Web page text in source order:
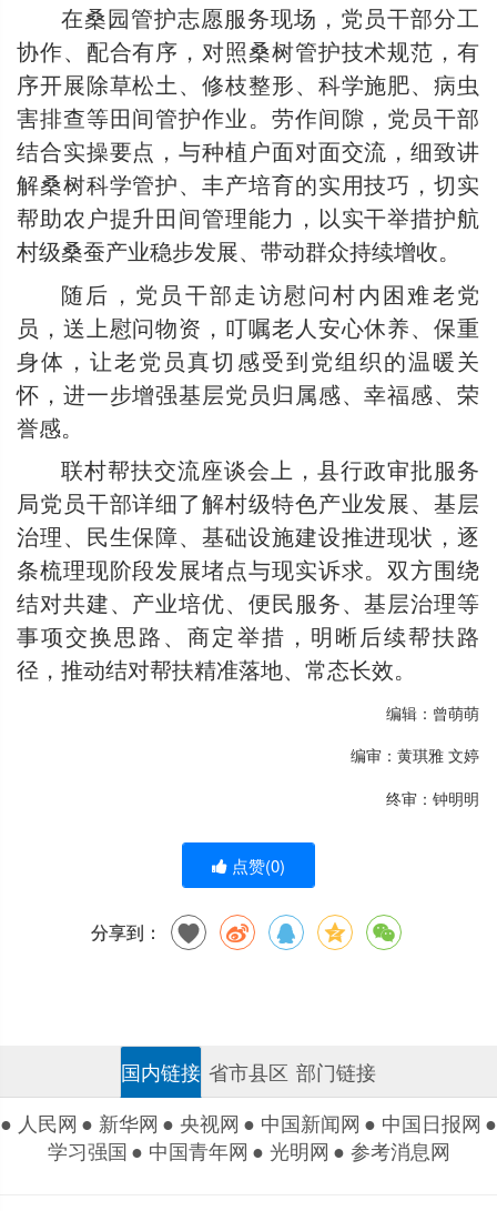
在桑园管护志愿服务现场，党员干部分工
协作、配合有序，对照桑树管护技术规范，有
序开展除草松土、修枝整形、科学施肥、病虫
害排查等田间管护作业。劳作间隙，党员干部
结合实操要点，与种植户面对面交流，细致讲
解桑树科学管护、丰产培育的实用技巧，切实
帮助农户提升田间管理能力，以实干举措护航
村级桑蚕产业稳步发展、带动群众持续增收。
随后，党员干部走访慰问村内困难老党
员，送上慰问物资，叮嘱老人安心休养、保重
身体，让老党员真切感受到党组织的温暖关
怀，进一步增强基层党员归属感、幸福感、荣
誉感。
联村帮扶交流座谈会上，县行政审批服务
局党员干部详细了解村级特色产业发展、基层
治理、民生保障、基础设施建设推进现状，逐
条梳理现阶段发展堵点与现实诉求。双方围绕
结对共建、产业培优、便民服务、基层治理等
事项交换思路、商定举措，明晰后续帮扶路
径，推动结对帮扶精准落地、常态长效。
编辑：曾萌萌
编审：黄琪雅 文婷
终审：钟明明
点赞(0)
分享到：
国内链接 省市县区 部门链接
● 人民网 ● 新华网 ● 央视网 ● 中国新闻网 ● 中国日报网 ●
学习强国● 中国青年网 ● 光明网 ● 参考消息网